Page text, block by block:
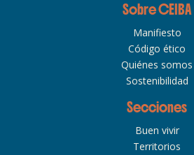
Sobre CEIBA
Manifiesto
Código ético
Quiénes somos
Sostenibilidad
Secciones
Buen vivir
Territorios